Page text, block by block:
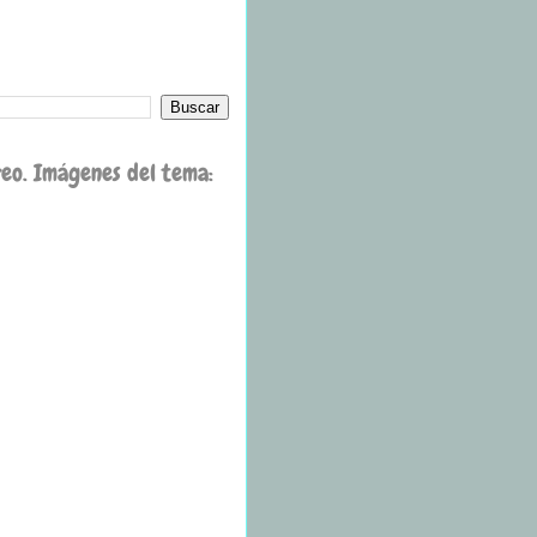
Imágenes del tema: